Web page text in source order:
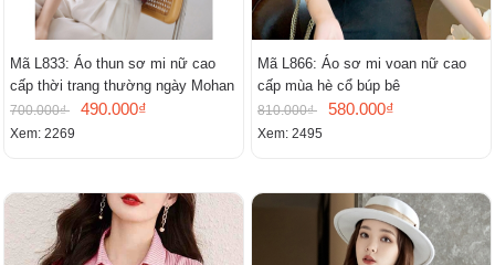
Mã L833: Áo thun sơ mi nữ cao
cấp thời trang thường ngày Mohan
700.000₫ 490.000₫
Xem: 2269
Mã L866: Áo sơ mi voan nữ cao
cấp mùa hè cổ búp bê
810.000₫ 580.000₫
Xem: 2495